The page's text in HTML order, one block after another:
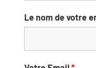
Le nom de votre